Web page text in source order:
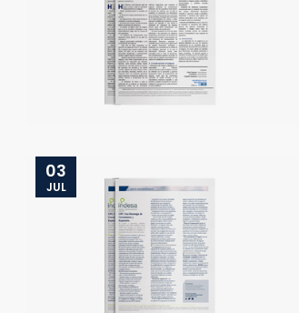
03
JUL